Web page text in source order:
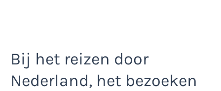
Bij het reizen door
Nederland, het bezoeken